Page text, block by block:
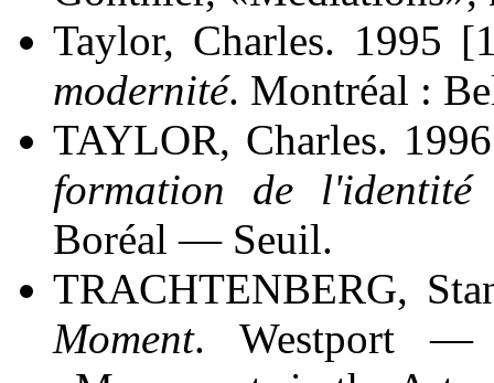
Taylor, Charles. 1995
modernité. Montréal :
TAYLOR, Charles.
formation de l'identité
Boréal — Seuil.
TRACHTENBERG,
Moment. Westport —